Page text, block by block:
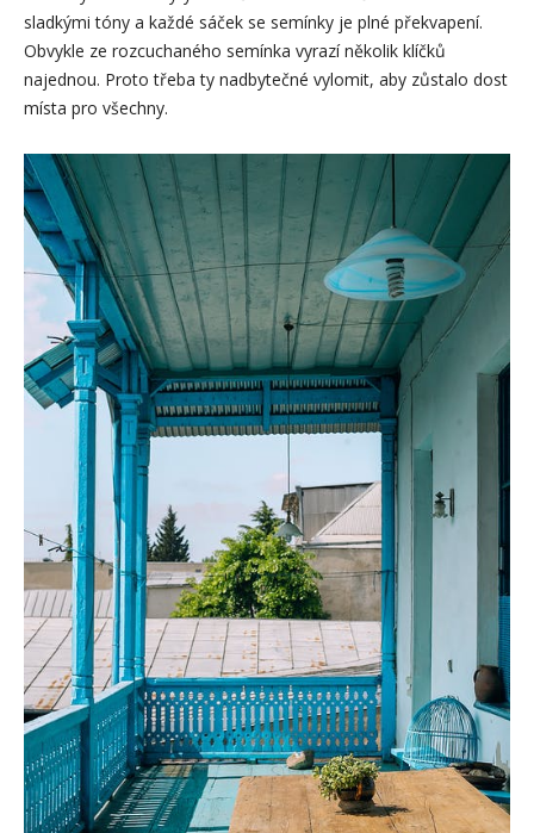
sladkými tóny a každé sáček se semínky je plné překvapení.
Obvykle ze rozcuchaného semínka vyrazí několik klíčků
najednou. Proto třeba ty nadbytečné vylomit, aby zůstalo dost
místa pro všechny.